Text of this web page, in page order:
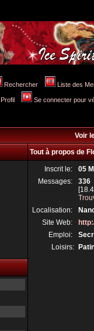
Rechercher Liste des
Profil Se connecter pour
Voir
Tout à propos de
Inscrit le: 05
Messages: 336
Localisation:
Site Web:
Emploi:
Loisirs: